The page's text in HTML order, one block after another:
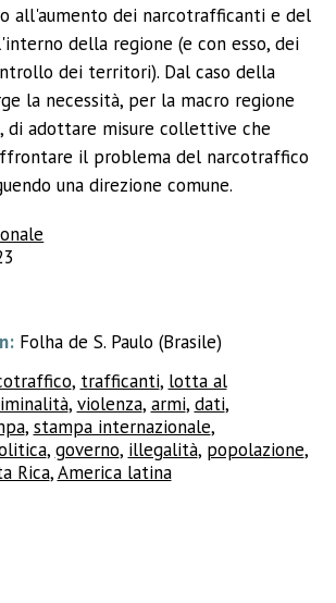
all'aumento dei narcotrafficanti e del
della regione (e con esso, dei
dei territori). Dal caso della
la necessità, per la macro regione
di adottare misure collettive che
il problema del narcotraffico
una direzione comune.
Folha de S. Paulo (Brasile)
, trafficanti, lotta al
, violenza, armi, dati,
, stampa internazionale,
, governo, illegalità, popolazione,
Rica,America latina